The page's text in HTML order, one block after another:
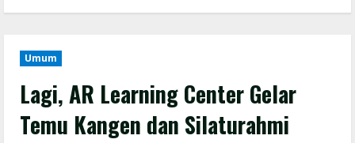
Umum
Lagi, AR Learning Center Gelar
Temu Kangen dan Silaturahmi